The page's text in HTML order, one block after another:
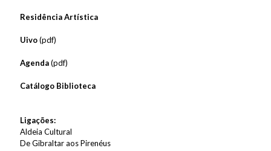
Residência Artística
Uivo(pdf)
Agenda(pdf)
Catálogo Biblioteca
Ligações:
Aldeia Cultural
De Gibraltar aos Pirenéus